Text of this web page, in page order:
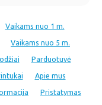
Vaikams nuo 1 m.
Vaikams nuo 5 m.
Parduotuvė
Apie mus
Pristatymas